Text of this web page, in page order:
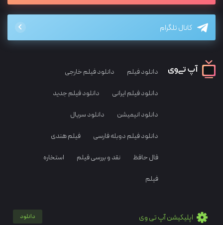
کانال تلگرام
دانلود فیلم دانلود فیلم خارجی
دانلود فیلم ایرانی دانلود فیلم جدید
دانلود انیمیشن دانلود سریال
دانلود فیلم دوبله فارسی فیلم هندی
فال حافظ نقد و بررسی فیلم استخاره
فیلم
اپلیکیشن آپ تی وی دانلود